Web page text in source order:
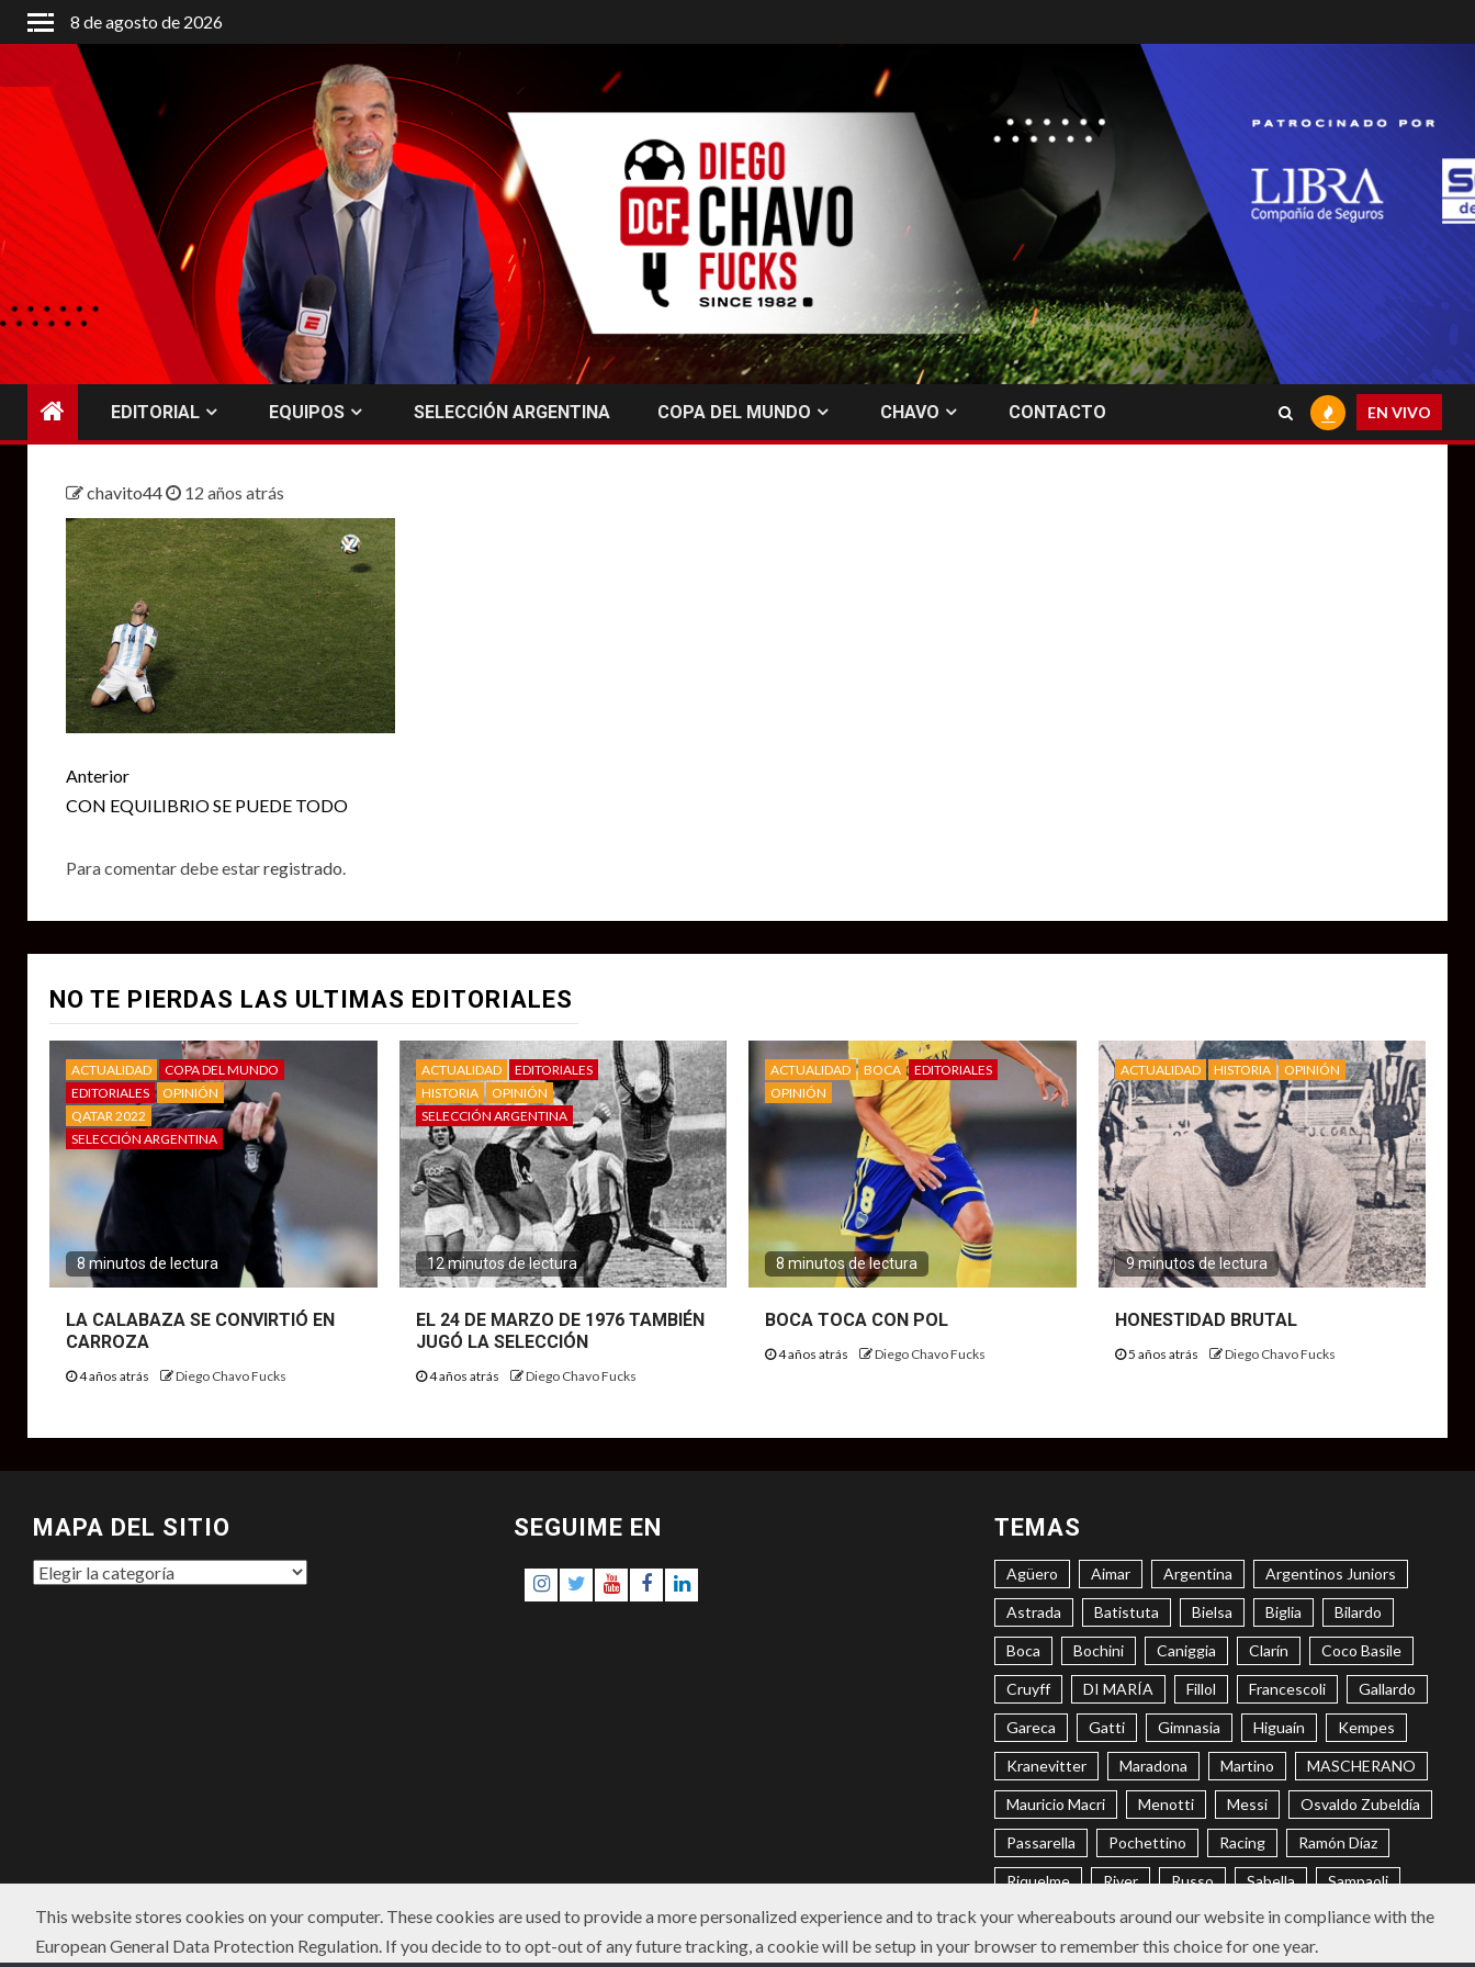
Saltar
al
8 de agosto de 2026
EDITORIAL EQUIPOS SELECCIÓN ARGENTINA COPA DEL MUNDO CHAVO CONTACTO EN VIVO
chavito44 12 años atrás
Seguir
leyendo
Anterior
CON EQUILIBRIO SE PUEDE TODO
Para comentar debe estarregistrado.
NO TE PIERDAS LAS ULTIMAS EDITORIALES
ACTUALIDAD
COPA DEL MUNDO
EDITORIALES
OPINIÓN
QATAR 2022
SELECCIÓN ARGENTINA
8 minutos de lectura
LA CALABAZA SE CONVIRTIÓ EN
CARROZA
4 años atrás Diego Chavo Fucks
ACTUALIDAD
EDITORIALES
HISTORIA
OPINIÓN
SELECCIÓN ARGENTINA
12 minutos de lectura
EL 24 DE MARZO DE 1976 TAMBIÉN
JUGÓ LA SELECCIÓN
4 años atrás Diego Chavo Fucks
ACTUALIDAD BOCA
EDITORIALES
OPINIÓN
8 minutos de lectura
BOCA TOCA CON POL
4 años atrás Diego Chavo Fucks
ACTUALIDAD HISTORIA OPINIÓN
9 minutos de lectura
HONESTIDAD BRUTAL
5 años atrás Diego Chavo Fucks
MAPA DEL SITIO
MAPA
SEGUIME EN
Instagram
Twitter
Youtube
Facebook
LinkedIn
TEMAS
Agüero Aimar Argentina Argentinos Juniors
Astrada Batistuta Bielsa Biglia Bilardo
Boca Bochini Caniggia Clarín Coco Basile
Cruyff DI MARÍA Fillol Francescoli Gallardo
Gareca Gatti Gimnasia Higuaín Kempes
Kranevitter Maradona Martino MASCHERANO
Mauricio Macri Menotti Messi Osvaldo Zubeldía
Passarella Pochettino Racing Ramón Díaz
Riquelme River Russo Sabella Sampaoli
Selección Argentina Trobbiani Veira Vélez
Instagram
Twitter
Youtube
This website stores cookies on your computer. These cookies are used to provide a more personalized experience and to track your whereabouts around our website in compliance with the
European General Data Protection Regulation. If you decide to to opt-out of any future tracking, a cookie will be setup in your browser to remember this choice for one year.